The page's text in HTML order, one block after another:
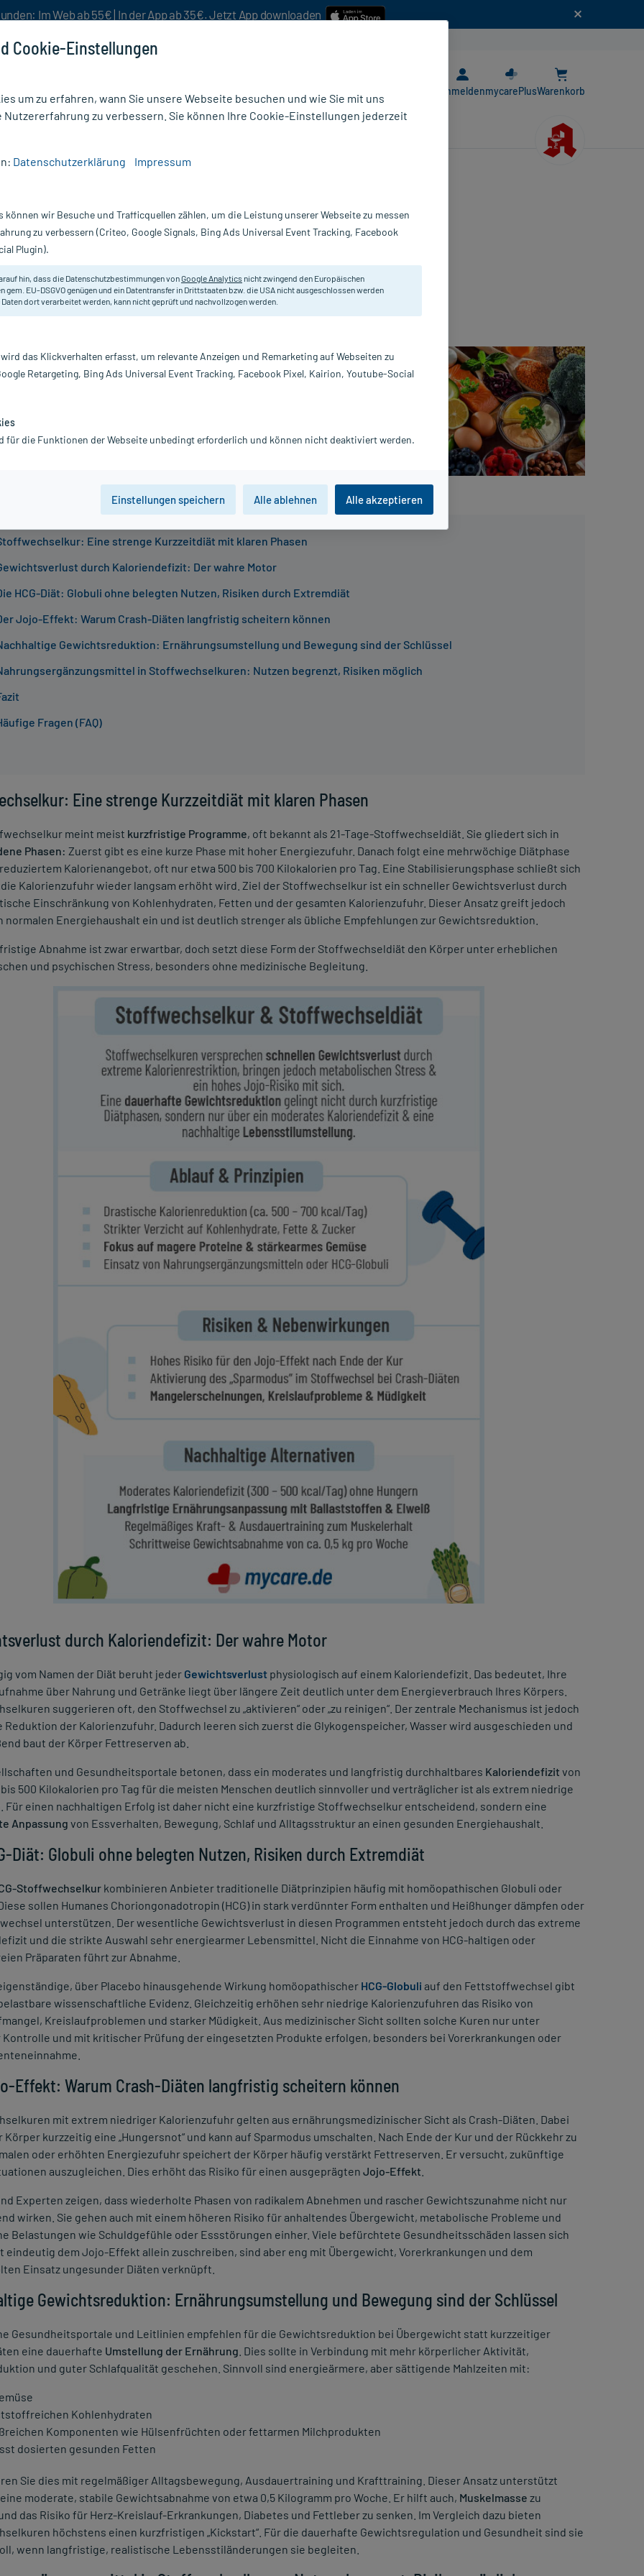
Im Web ab 55€ | In der App ab 35€. Jetzt App downloaden
AnmeldenmycarePlusWarenkorb
und Stoffwechseldiät: Dauerhaft zur
finden
geprüft - Lesezeit: 5 Minuten
, PTA bei mycare.de
suchen nach Wegen, um effektiv und schnell abzunehmen. Dabei
oft auf Begriffe wie „Stoffwechselkur“ oder „Stoffwechseldiät“. Diese
versprechen einen raschen Gewichtsverlust und eine „Ankurbelung des
zur
wir die Prinzipien von Stoffwechselkuren, erklären, wie Gewichtsverlust
Eine strenge Kurzzeitdiät mit klaren Phasen
durch Kaloriendefizit: Der wahre Motor
HCG-Diät: Globuli ohne belegten Nutzen, Risiken durch Extremdiät
Jojo-Effekt: Warum Crash-Diäten langfristig scheitern können
Gewichtsreduktion: Ernährungsumstellung und Bewegung sind der Schlüssel
in Stoffwechselkuren: Nutzen begrenzt, Risiken möglich
Fragen (FAQ)
Eine strenge Kurzzeitdiät mit klaren Phasen
meint meist kurzfristige Programme, oft bekannt als 21-Tage-Stoffwechseldiät. Sie gliedert sich in
Phasen: Zuerst gibt es eine kurze Phase mit hoher Energiezufuhr. Danach folgt eine mehrwöchige Diätphase
Kalorienangebot, oft nur etwa 500 bis 700 Kilokalorien pro Tag. Eine Stabilisierungsphase schließt sich
die Kalorienzufuhr wieder langsam erhöht wird. Ziel der Stoffwechselkur ist ein schneller Gewichtsverlust durch
Einschränkung von Kohlenhydraten, Fetten und der gesamten Kalorienzufuhr. Dieser Ansatz greift jedoch
normalen Energiehaushalt ein und ist deutlich strenger als übliche Empfehlungen zur Gewichtsreduktion.
Abnahme ist zwar erwartbar, doch setzt diese Form der Stoffwechseldiät den Körper unter erheblichen
und psychischen Stress, besonders ohne medizinische Begleitung.
durch Kaloriendefizit: Der wahre Motor
vom Namen der Diät beruht jeder Gewichtsverlust physiologisch auf einem Kaloriendefizit. Das bedeutet, Ihre
über Nahrung und Getränke liegt über längere Zeit deutlich unter dem Energieverbrauch Ihres Körpers.
suggerieren oft, den Stoffwechsel zu „aktivieren“ oder „zu reinigen“. Der zentrale Mechanismus ist jedoch
Reduktion der Kalorienzufuhr. Dadurch leeren sich zuerst die Glykogenspeicher, Wasser wird ausgeschieden und
baut der Körper Fettreserven ab.
und Gesundheitsportale betonen, dass ein moderates und langfristig durchhaltbares Kaloriendefizit von
500 Kilokalorien pro Tag für die meisten Menschen deutlich sinnvoller und verträglicher ist als extrem niedrige
Für einen nachhaltigen Erfolg ist daher nicht eine kurzfristige Stoffwechselkur entscheidend, sondern eine
Anpassung von Essverhalten, Bewegung, Schlaf und Alltagsstruktur an einen gesunden Energiehaushalt.
Diät: Globuli ohne belegten Nutzen, Risiken durch Extremdiät
Stoffwechselkur kombinieren Anbieter traditionelle Diätprinzipien häufig mit homöopathischen Globuli oder
sollen Humanes Choriongonadotropin (HCG) in stark verdünnter Form enthalten und Heißhunger dämpfen oder
unterstützen. Der wesentliche Gewichtsverlust in diesen Programmen entsteht jedoch durch das extreme
und die strikte Auswahl sehr energiearmer Lebensmittel. Nicht die Einnahme von HCG-haltigen oder
Präparaten führt zur Abnahme.
über Placebo hinausgehende Wirkung homöopathischer HCG-Globuli auf den Fettstoffwechsel gibt
wissenschaftliche Evidenz. Gleichzeitig erhöhen sehr niedrige Kalorienzufuhren das Risiko von
Kreislaufproblemen und starker Müdigkeit. Aus medizinischer Sicht sollten solche Kuren nur unter
und mit kritischer Prüfung der eingesetzten Produkte erfolgen, besonders bei Vorerkrankungen oder
Effekt: Warum Crash-Diäten langfristig scheitern können
mit extrem niedriger Kalorienzufuhr gelten aus ernährungsmedizinischer Sicht als Crash-Diäten. Dabei
kurzzeitig eine „Hungersnot“ und kann auf Sparmodus umschalten. Nach Ende der Kur und der Rückkehr zu
oder erhöhten Energiezufuhr speichert der Körper häufig verstärkt Fettreserven. Er versucht, zukünftige
auszugleichen. Dies erhöht das Risiko für einen ausgeprägten Jojo-Effekt
Experten zeigen, dass wiederholte Phasen von radikalem Abnehmen und rascher Gewichtszunahme nicht nur
wirken. Sie gehen auch mit einem höheren Risiko für anhaltendes Übergewicht, metabolische Probleme und
Belastungen wie Schuldgefühle oder Essstörungen einher. Viele befürchtete Gesundheitsschäden lassen sich
eindeutig dem Jojo-Effekt allein zuschreiben, sind aber eng mit Übergewicht, Vorerkrankungen und dem
Einsatz ungesunder Diäten verknüpft.
Gewichtsreduktion: Ernährungsumstellung und Bewegung sind der Schlüssel
Gesundheitsportale und Leitlinien empfehlen für die Gewichtsreduktion bei Übergewicht statt kurzzeitiger
eine dauerhafte Umstellung der Ernährung . Dies sollte in Verbindung mit mehr körperlicher Aktivität,
und guter Schlafqualität geschehen. Sinnvoll sind energieärmere, aber sättigende Mahlzeiten mit:
Kohlenhydraten
Komponenten wie Hülsenfrüchten oder fettarmen Milchprodukten
dosierten gesunden Fetten
Sie dies mit regelmäßiger Alltagsbewegung, Ausdauertraining und Krafttraining. Dieser Ansatz unterstützt
moderate, stabile Gewichtsabnahme von etwa 0,5 Kilogramm pro Woche. Er hilft auch, Muskelmasse zu
das Risiko für Herz-Kreislauf-Erkrankungen, Diabetes und Fettleber zu senken. Im Vergleich dazu bieten
höchstens einen kurzfristigen „Kickstart“. Für die dauerhafte Gewichtsregulation und Gesundheit sind sie
wenn langfristige, realistische Lebensstiländerungen sie begleiten.
Cookie-Einstellungen
um zu erfahren, wann Sie unsere Webseite besuchen und wie Sie mit uns
Nutzererfahrung zu verbessern. Sie können Ihre Cookie-Einstellungen jederzeit
Datenschutzerklärung Impressum
können wir Besuche und Trafficquellen zählen, um die Leistung unserer Webseite zu messen
zu verbessern (Criteo, Google Signals, Bing Ads Universal Event Tracking, Facebook
Plugin).
hin, dass die Datenschutzbestimmungen vonGoogle Analytics nicht zwingend den Europäischen
gem. EU-DSGVO genügen und ein Datentransfer in Drittstaaten bzw. die USA nicht ausgeschlossen werden
Daten dort verarbeitet werden, kann nicht geprüft und nachvollzogen werden.
das Klickverhalten erfasst, um relevante Anzeigen und Remarketing auf Webseiten zu
Retargeting, Bing Ads Universal Event Tracking, Facebook Pixel, Kairion, Youtube-Social
für die Funktionen der Webseite unbedingt erforderlich und können nicht deaktiviert werden.
Einstellungen speichern Alle ablehnen Alle akzeptieren